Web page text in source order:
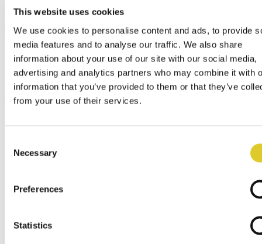
This website uses cookies
We use cookies to personalise content and ads, to provide
media features and to analyse our traffic. We also share
information about your use of our site with our social media,
advertising and analytics partners who may combine it with
information that you’ve provided to them or that they’ve
from your use of their services.
Selection
Necessary
Preferences
Statistics
Закрыть
Поиск
Позвоните нам по +49 4298 922-0 Ваши контакты по
всему миру
свяжитесь с нами contact@nabertherm.de Ваши контакты
по всему миру
Строка навигации
Компании
Nabertherm Goes Solar